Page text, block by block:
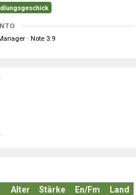
· Note 3.9
Alter Stärke En/Fm
Land